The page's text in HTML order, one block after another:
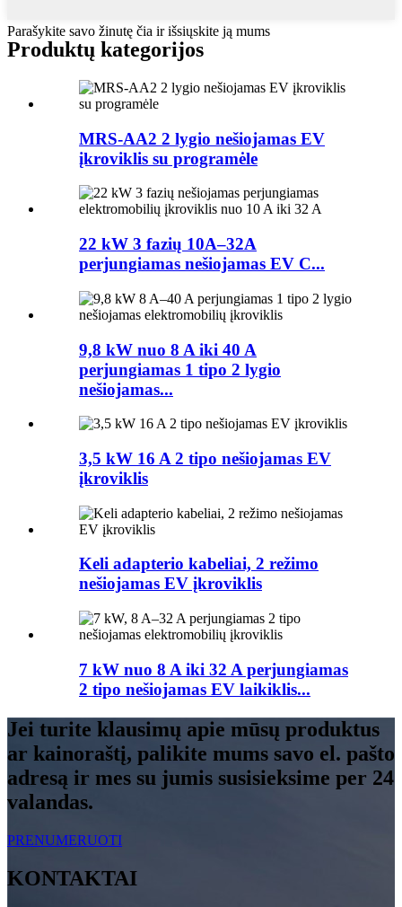
Parašykite savo žinutę čia ir išsiųskite ją mums
Produktų kategorijos
MRS-AA2 2 lygio nešiojamas EV
įkroviklis su programėle
22 kW 3 fazių 10A–32A
perjungiamas nešiojamas EV C...
9,8 kW nuo 8 A iki 40 A
perjungiamas 1 tipo 2 lygio
nešiojamas...
3,5 kW 16 A 2 tipo nešiojamas EV
įkroviklis
Keli adapterio kabeliai, 2 režimo
nešiojamas EV įkroviklis
7 kW nuo 8 A iki 32 A perjungiamas
2 tipo nešiojamas EV laikiklis...
Jei turite klausimų apie mūsų produktus
ar kainoraštį, palikite mums savo el. pašto
adresą ir mes su jumis susisieksime per 24
valandas.
PRENUMERUOTI
KONTAKTAI